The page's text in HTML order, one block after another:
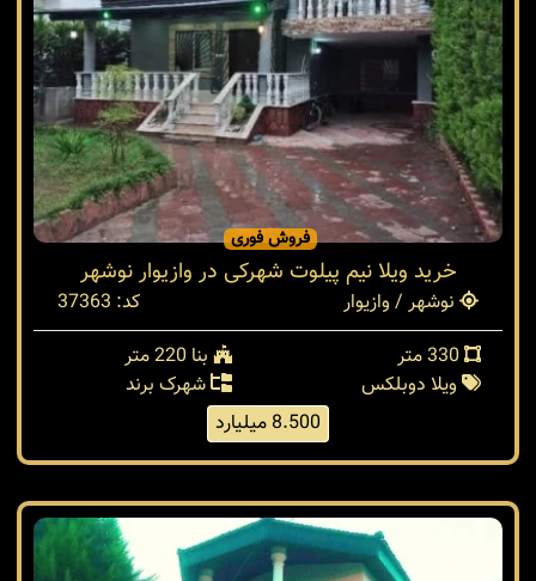
فروش فوری
خرید ویلا نیم پیلوت شهرکی در وازیوار نوشهر
نوشهر / وازیوار
کد: 37363
بنا 220 متر
ویلا دوبلکس
شهرک برند
8.500 میلیارد